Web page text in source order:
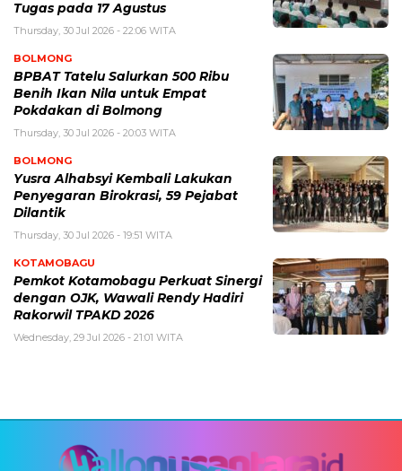
Tugas pada 17 Agustus
Thursday, 30 Jul 2026 - 22:06 WITA
BOLMONG
BPBAT Tatelu Salurkan 500 Ribu
Benih Ikan Nila untuk Empat
Pokdakan di Bolmong
Thursday, 30 Jul 2026 - 20:03 WITA
BOLMONG
Yusra Alhabsyi Kembali Lakukan
Penyegaran Birokrasi, 59 Pejabat
Dilantik
Thursday, 30 Jul 2026 - 19:51 WITA
KOTAMOBAGU
Pemkot Kotamobagu Perkuat Sinergi
dengan OJK, Wawali Rendy Hadiri
Rakorwil TPAKD 2026
Wednesday, 29 Jul 2026 - 21:01 WITA